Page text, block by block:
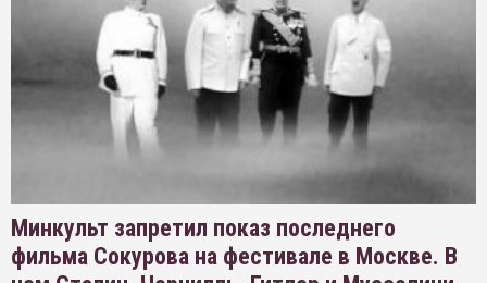
Минкульт запретил показ последнего
фильма Сокурова на фестивале в Москве. В